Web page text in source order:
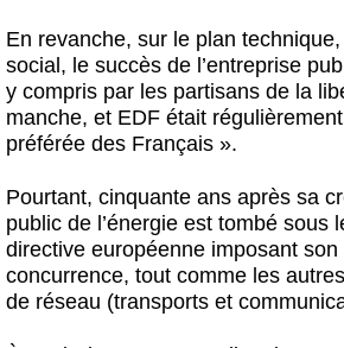
En revanche, sur le plan
social, le succès de l’entreprise
y compris par les partisans de la
manche, et EDF était
préférée des Français ».
Pourtant, cinquante ans après sa
public de l’énergie est tombé sous
directive européenne imposant
concurrence, tout comme les
de réseau (transports et